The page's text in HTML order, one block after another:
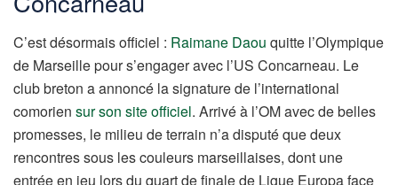
C’est désormais officiel : Raimane Daou quitte l’Olympique
de Marseille pour s’engager avec l’US Concarneau. Le
club breton a annoncé la signature de l’international
comorien sur son site officiel. Arrivé à l’OM avec de belles
promesses, le milieu de terrain n’a disputé que deux
rencontres sous les couleurs marseillaises, dont une
entrée en jeu lors du quart de finale de Ligue Europa face